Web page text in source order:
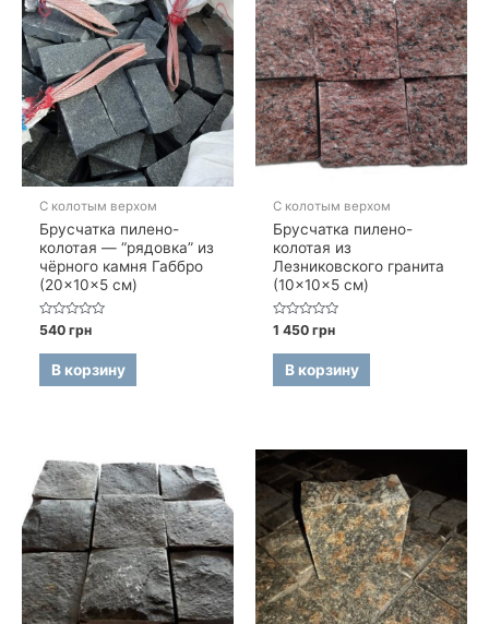
С колотым верхом
Брусчатка пилено-
колотая — “рядовка” из
чёрного камня Габбро
(20×10×5 см)
Оценка
0
из
540грн
В корзину
С колотым верхом
Брусчатка пилено-
колотая из
Лезниковского гранита
(10×10×5 см)
Оценка
0
из
1 450грн
В корзину